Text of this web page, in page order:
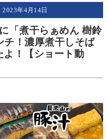
2023年4月14日
「煮干らぁめん 樹鈴
チ！濃厚煮干しそば
よ！【ショート動